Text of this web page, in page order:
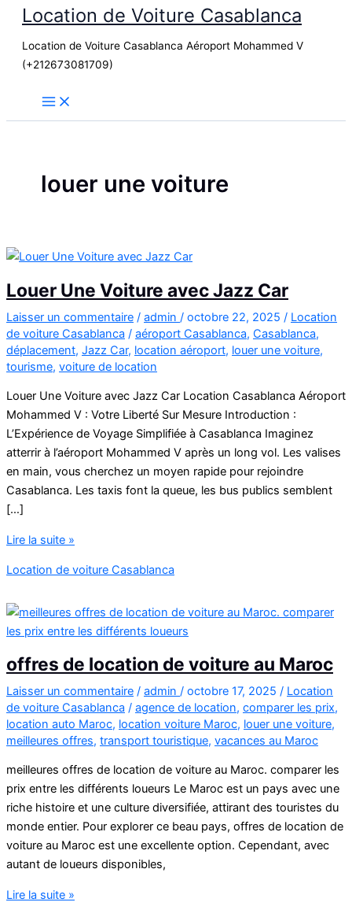
contenu
Location de Voiture Casablanca
Location de Voiture Casablanca Aéroport Mohammed V
(+212673081709)
louer une voiture
Louer Une Voiture avec Jazz Car
Laisser un commentaire / admin / octobre 22, 2025 / Location
de voiture Casablanca / aéroport Casablanca, Casablanca,
déplacement, Jazz Car, location aéroport, louer une voiture,
tourisme, voiture de location
Louer Une Voiture avec Jazz Car Location Casablanca Aéroport
Mohammed V : Votre Liberté Sur Mesure Introduction :
L’Expérience de Voyage Simplifiée à Casablanca Imaginez
atterrir à l’aéroport Mohammed V après un long vol. Les valises
en main, vous cherchez un moyen rapide pour rejoindre
Casablanca. Les taxis font la queue, les bus publics semblent
[…]
Louer
Voiture
Jazz
Car
Lire la suite »
Location de voiture Casablanca
offres de location de voiture au Maroc
Laisser un commentaire / admin / octobre 17, 2025 / Location
de voiture Casablanca / agence de location, comparer les prix,
location auto Maroc, location voiture Maroc, louer une voiture,
meilleures offres, transport touristique, vacances au Maroc
meilleures offres de location de voiture au Maroc. comparer les
prix entre les différents loueurs Le Maroc est un pays avec une
riche histoire et une culture diversifiée, attirant des touristes du
monde entier. Pour explorer ce beau pays, offres de location de
voiture au Maroc est une excellente option. Cependant, avec
autant de loueurs disponibles,
offres
Lire la suite »